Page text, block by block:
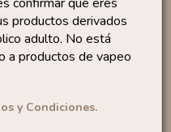
productos derivados
adulto. No está
a productos de vapeo
y Condiciones.
10ml
6 ,50 €